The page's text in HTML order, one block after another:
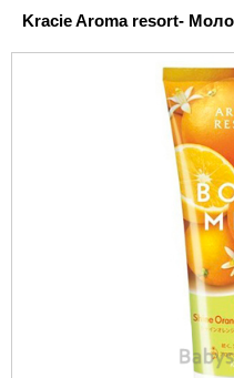
Kracie Aroma resort-